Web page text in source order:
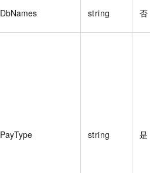
DbNames string 否
PayType string 是